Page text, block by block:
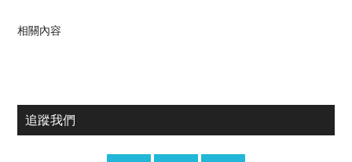
相關內容
Primary
追蹤我們